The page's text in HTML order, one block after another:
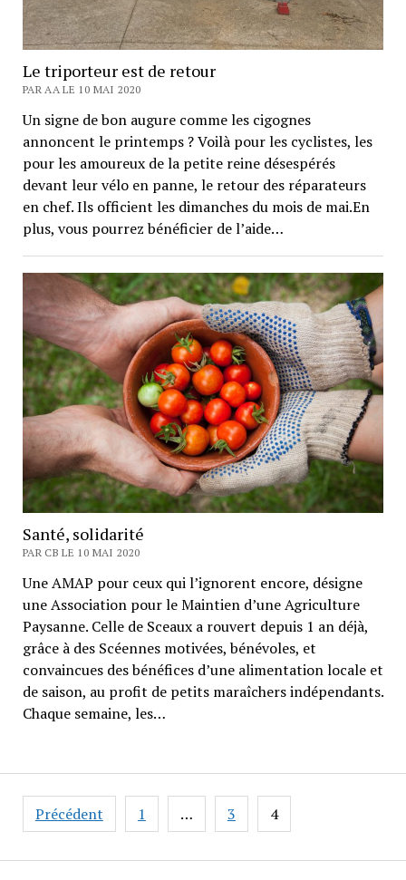
Le triporteur est de retour
PAR AA LE 10 MAI 2020
Un signe de bon augure comme les cigognes
annoncent le printemps ? Voilà pour les cyclistes, les
pour les amoureux de la petite reine désespérés
devant leur vélo en panne, le retour des réparateurs
en chef. Ils officient les dimanches du mois de mai.En
plus, vous pourrez bénéficier de l’aide…
Santé, solidarité
PAR CB LE 10 MAI 2020
Une AMAP pour ceux qui l’ignorent encore, désigne
une Association pour le Maintien d’une Agriculture
Paysanne. Celle de Sceaux a rouvert depuis 1 an déjà,
grâce à des Scéennes motivées, bénévoles, et
convaincues des bénéfices d’une alimentation locale et
de saison, au profit de petits maraîchers indépendants.
Chaque semaine, les…
Navigation
des
Précédent 1 … 3 4